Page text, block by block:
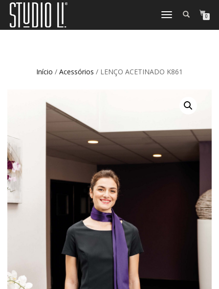
TOGGLE
0
Início / Acessórios / LENÇO ACETINADO K861